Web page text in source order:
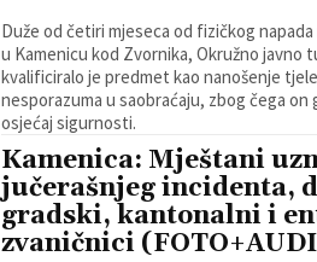
Duže od četiri mjeseca od fizičkog
u Kamenicu kod Zvornika, Okružno javno
kvalificiralo je predmet kao nanošenje
nesporazuma u saobraćaju, zbog čega
osjećaj sigurnosti.
Kamenica: Mještani
jučerašnjeg incidenta,
gradski, kantonalni i
zvaničnici